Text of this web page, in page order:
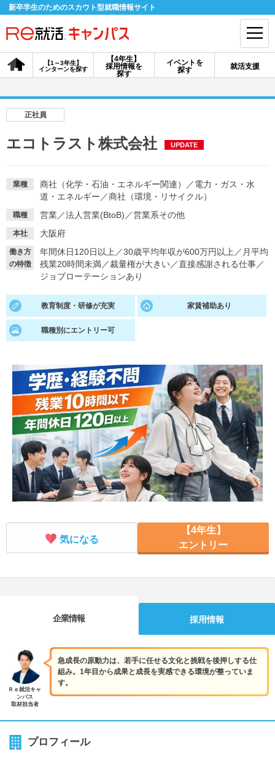
新卒学生のためのスカウト型就職情報サイト
【4年生】
採用情報を
探す
【1～3年生】
インターンを探す
イベントを
探す
就活支援
会員登録 ログイン
採用情報を探す
説明会を探す
インターンを探す
就活ノウハウ・サポート
就活支援 就活コラム
適職診断
就活ニュースペーパー
就活時事ニュースを更新
よくある質問
不明点があればこちら
正社員
エコトラスト株式会社 UPDATE
業種 商社（化学・石油・エネルギー関連） ／電力・ガス・水
道・エネルギー ／商社（環境・リサイクル）
職種 営業／法人営業(BtoB) ／営業系その他
本社 大阪府
働き方
の特徴
年間休日120日以上 ／30歳平均年収が600万円以上 ／ 月平均
残業20時間未満／裁量権が大きい／直接感謝される仕事／
ジョブローテーションあり
教育制度・研修が充実 家賃補助あり
職種別にエントリー可
気になる
【4年生】
エントリー
企業情報 採用情報
急成長の原動力は、若手に任せる文化と挑戦を後押しする仕
組み。1年目から成果と成長を実感できる環境が整っていま
す。
Ｒｅ就活キャ
ンパス
取材担当者
プロフィール